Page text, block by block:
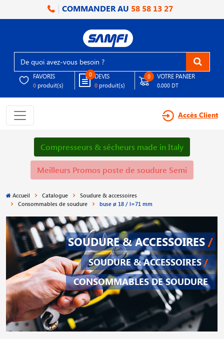
COMMANDER AU 58 58 13 27
FAVORIS
0 produit(s)
0 DEVIS
0 produit(s)
0 VOTRE PANIER
0.000 DT
Accès Client
Compresseurs & sécheurs made in Italy
Meilleurs Promos poste de soudure Semi
Accueil Catalogue
Soudure & accessoires
Consommables de soudure
buse ø 18 / l=71 mm
SOUDURE & ACCESSOIRES /
SOUDURE & ACCESSOIRES /
CONSOMMABLES DE SOUDURE